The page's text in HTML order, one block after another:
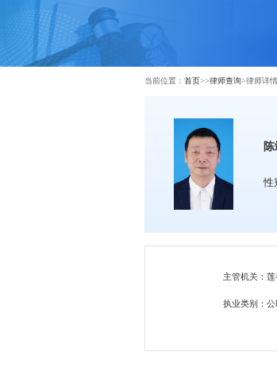
当前位置： 首页>>律师查询>律师详情
性
主管机关：
执业类别：